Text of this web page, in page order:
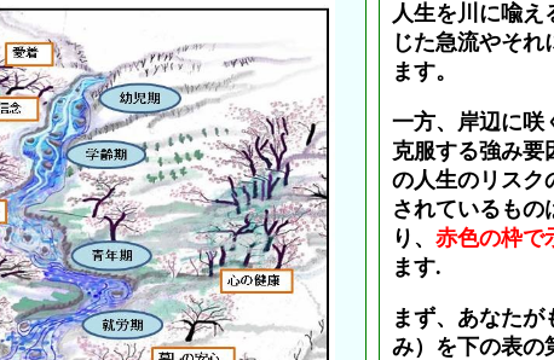
人生を川に喩え
じた急流やそれ
ます。
一方、岸辺に咲
克服する強み要
の人生のリスク
されているもの
り、 赤色の枠で
ます.
まず、あなた
み）を下の表の